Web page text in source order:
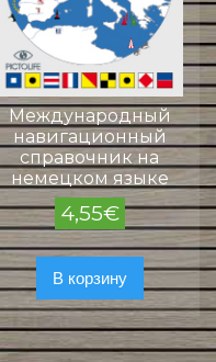
Международный
навигационный
справочник на
немецком языке
4,55€
В корзину